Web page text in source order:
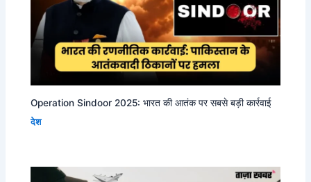
Operation Sindoor 2025: भारत की आतंक पर सबसे बड़ी कार्रवाई
देश